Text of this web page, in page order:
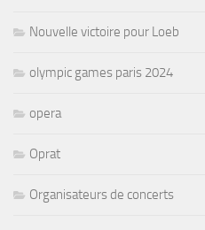
Nouvelle victoire pour Loeb
olympic games paris 2024
opera
Oprat
Organisateurs de concerts